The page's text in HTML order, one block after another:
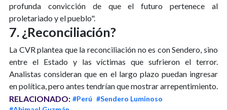
profunda convicción de que el futuro pertenece al
proletariado y el pueblo".
7. ¿Reconciliación?
La CVR plantea que la reconciliación no es con Sendero, sino
entre el Estado y las víctimas que sufrieron el terror.
Analistas consideran que en el largo plazo puedan ingresar
en política, pero antes tendrían que mostrar arrepentimiento.
RELACIONADO: #Perú #Sendero Luminoso